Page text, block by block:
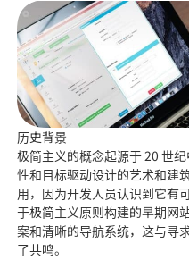
历史背景
极简主义的概念起源于 20 世
性和目标驱动设计的艺术和建
用，因为开发人员认识到它有
于极简主义原则构建的早期网
案和清晰的导航系统，这与寻
了共鸣。